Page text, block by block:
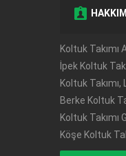
Koltuk Takımı
İpek Koltuk
Koltuk
Berke Koltuk
Koltuk Takımı
Köşe Koltuk
Müşteri